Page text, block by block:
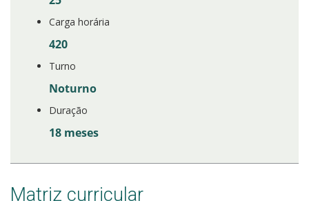
Provas e Gabaritos
Estatísticas dos Processos Seletivos
Carga horária
420
Turno
Noturno
Duração
18 meses
Matriz curricular